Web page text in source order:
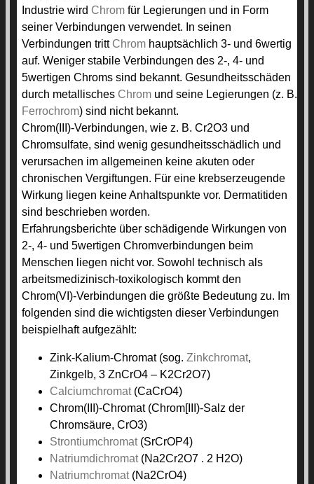
Industrie wird Chrom für Legierungen und in Form
seiner Verbindungen verwendet. In seinen
Verbindungen tritt Chrom hauptsächlich 3- und 6wertig
auf. Weniger stabile Verbindungen des 2-, 4- und
5wertigen Chroms sind bekannt. Gesundheitsschäden
durch metallisches Chrom und seine Legierungen (z. B.
Ferrochrom) sind nicht bekannt.
Chrom(III)-Verbindungen, wie z. B. Cr2O3 und
Chromsulfate, sind wenig gesundheitsschädlich und
verursachen im allgemeinen keine akuten oder
chronischen Vergiftungen. Für eine krebserzeugende
Wirkung liegen keine Anhaltspunkte vor. Dermatitiden
sind beschrieben worden.
Erfahrungsberichte über schädigende Wirkungen von
2-, 4- und 5wertigen Chromverbindungen beim
Menschen liegen nicht vor. Sowohl technisch als
arbeitsmedizinisch-toxikologisch kommt den
Chrom(VI)-Verbindungen die größte Bedeutung zu. Im
folgenden sind die wichtigsten dieser Verbindungen
beispielhaft aufgezählt:
Zink-Kalium-Chromat (sog. Zinkchromat,
Zinkgelb, 3 ZnCrO4 – K2Cr2O7)
Calciumchromat(CaCrO4)
Chrom(III)-Chromat (Chrom[III)-Salz der
Chromsäure, CrO3)
Strontiumchromat(SrCrOP4)
Natriumdichromat(Na2Cr2O7 . 2 H2O)
Natriumchromat(Na2CrO4)